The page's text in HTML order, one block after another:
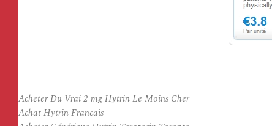
Acheter Du Vrai 2 mg Hytrin Le Moins Cher
Achat Hytrin Francais